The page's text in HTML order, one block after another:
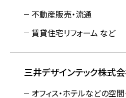
不動産販売・流通
賃貸住宅リフォーム など
三井デザインテック株式
オフィス・ホテルなどの空